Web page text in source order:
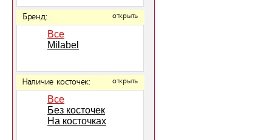
Бренд: открыть
Все
Milabel
Наличие косточек: открыть
Все
Без косточек
На косточках